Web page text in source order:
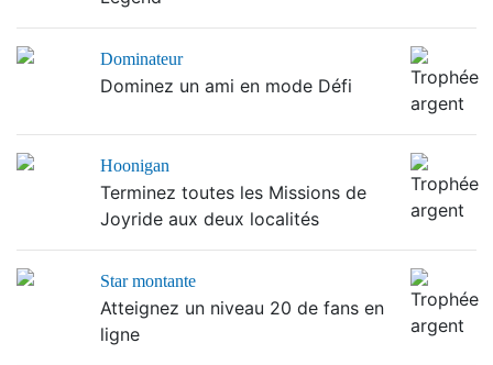
Dominateur
Dominez un ami en mode Défi
Hoonigan
Terminez toutes les Missions de
Joyride aux deux localités
Star montante
Atteignez un niveau 20 de fans en
ligne